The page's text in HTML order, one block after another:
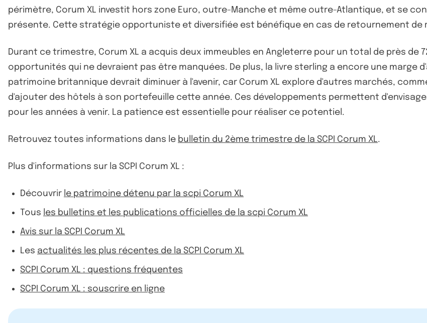
périmètre, Corum XL investit hors zone Euro, outre-Manche et même outre-Atlantique, et se
présente. Cette stratégie opportuniste et diversifiée est bénéfique en cas de retournement de
Durant ce trimestre, Corum XL a acquis deux immeubles en Angleterre pour un total de près de
opportunités qui ne devraient pas être manquées. De plus, la livre sterling a encore une
patrimoine britannique devrait diminuer à l'avenir, car Corum XL explore d'autres marchés,
d'ajouter des hôtels à son portefeuille cette année. Ces développements permettent
pour les années à venir. La patience est essentielle pour réaliser ce potentiel.
Retrouvez toutes informations dans le bulletin du 2ème trimestre de la SCPI Corum XL.
Plus d'informations sur la SCPI Corum XL :
Découvrir le patrimoine détenu par la scpi Corum XL
Tous les bulletins et les publications officielles de la scpi Corum XL
Avis sur la SCPI Corum XL
Les actualités les plus récentes de la SCPI Corum XL
SCPI Corum XL : questions fréquentes
SCPI Corum XL : souscrire en ligne